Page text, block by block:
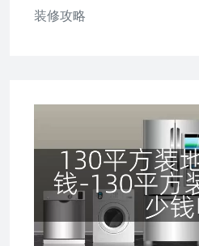
装修攻略